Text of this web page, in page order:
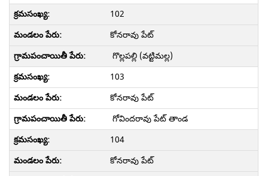
102
కోనరావు పేట్
గొల్లపల్లి (వట్టిమల్ల)
103
కోనరావు పేట్
గోవిందరావు పేట్ తాండ
104
కోనరావు పేట్